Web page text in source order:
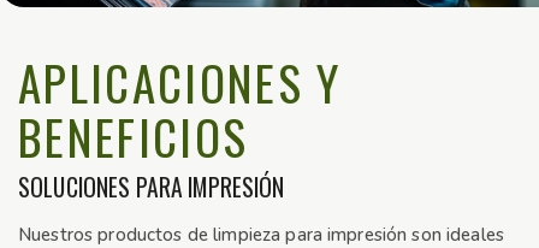
APLICACIONES Y
BENEFICIOS
SOLUCIONES PARA IMPRESIÓN
Nuestros productos de limpieza para impresión son ideales